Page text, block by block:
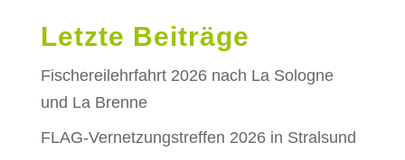
Letzte Beiträge
Fischereilehrfahrt 2026 nach La Sologne
und La Brenne
FLAG-Vernetzungstreffen 2026 in Stralsund